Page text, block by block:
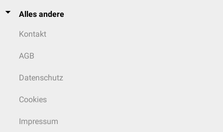
Alles andere
Kontakt
AGB
Datenschutz
Cookies
Impressum